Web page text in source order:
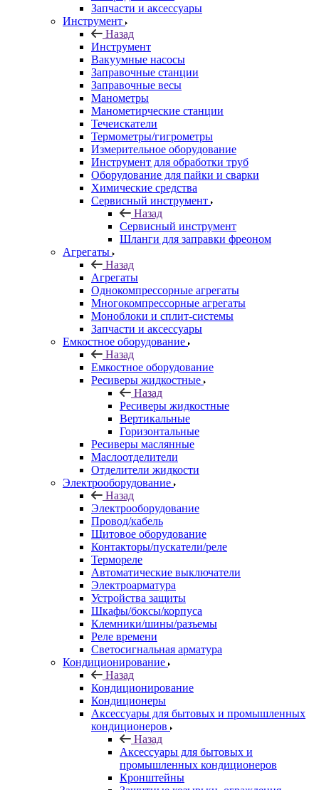
Запчасти и аксессуары
Инструмент
Назад
Инструмент
Вакуумные насосы
Заправочные станции
Заправочные весы
Манометры
Манометирческие станции
Течеискатели
Термометры/гигрометры
Измерительное оборудование
Инструмент для обработки труб
Оборудование для пайки и сварки
Химические средства
Сервисный инструмент
Назад
Сервисный инструмент
Шланги для заправки фреоном
Агрегаты
Назад
Агрегаты
Однокомпрессорные агрегаты
Многокомпрессорные агрегаты
Моноблоки и сплит-системы
Запчасти и аксессуары
Емкостное оборудование
Назад
Емкостное оборудование
Ресиверы жидкостные
Назад
Ресиверы жидкостные
Вертикальные
Горизонтальные
Ресиверы маслянные
Маслоотделители
Отделители жидкости
Электрооборудование
Назад
Электрооборудование
Провод/кабель
Щитовое оборудование
Контакторы/пускатели/реле
Термореле
Автоматические выключатели
Электроарматура
Устройства защиты
Шкафы/боксы/корпуса
Клемники/шины/разъемы
Реле времени
Светосигнальная арматура
Кондиционирование
Назад
Кондиционирование
Кондиционеры
Аксессуары для бытовых и промышленных
кондиционеров
Назад
Аксессуары для бытовых и
промышленных кондиционеров
Кронштейны